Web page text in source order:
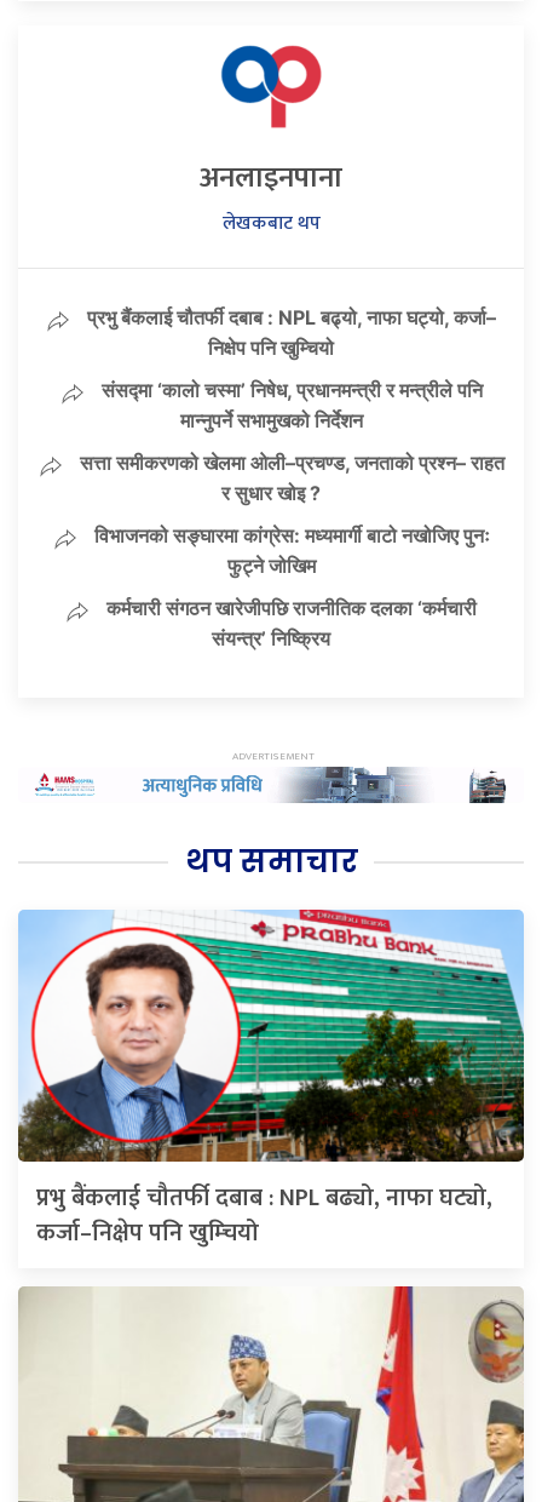
अनलाइनपाना
लेखकबाट थप
प्रभु बैंकलाई चौतर्फी दबाब : NPL बढ्यो, नाफा घट्यो, कर्जा–
निक्षेप पनि खुम्चियो
संसद्मा ‘कालो चस्मा’ निषेध, प्रधानमन्त्री र मन्त्रीले पनि
मान्नुपर्ने सभामुखको निर्देशन
सत्ता समीकरणको खेलमा ओली–प्रचण्ड, जनताको प्रश्न– राहत
र सुधार खोइ ?
विभाजनको सङ्घारमा कांग्रेस: मध्यमार्गी बाटो नखोजिए पुनः
फुट्ने जोखिम
कर्मचारी संगठन खारेजीपछि राजनीतिक दलका ‘कर्मचारी
संयन्त्र’ निष्क्रिय
थप समाचार
प्रभु बैंकलाई चौतर्फी दबाब : NPL बढ्यो, नाफा घट्यो,
कर्जा–निक्षेप पनि खुम्चियो